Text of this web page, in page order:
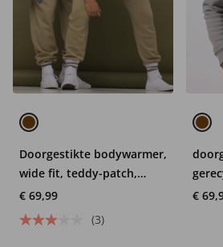
Doorgestikte bodywarmer,
wide fit, teddy-patch,
opstaande kraag, unisex
€ 69,99
(3)
tot
€